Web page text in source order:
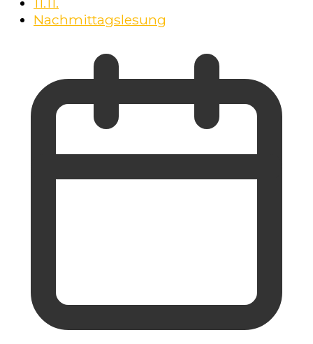
Nachmittagslesung